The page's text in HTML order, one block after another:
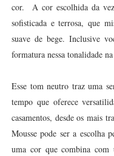
cor. A cor escolhida da
sofisticada e terrosa, que
suave de bege. Inclusive
formatura nessa tonalidade
Esse tom neutro traz uma
tempo que oferece
casamentos, desde os mais
Mousse pode ser a escolha
uma cor que combina com